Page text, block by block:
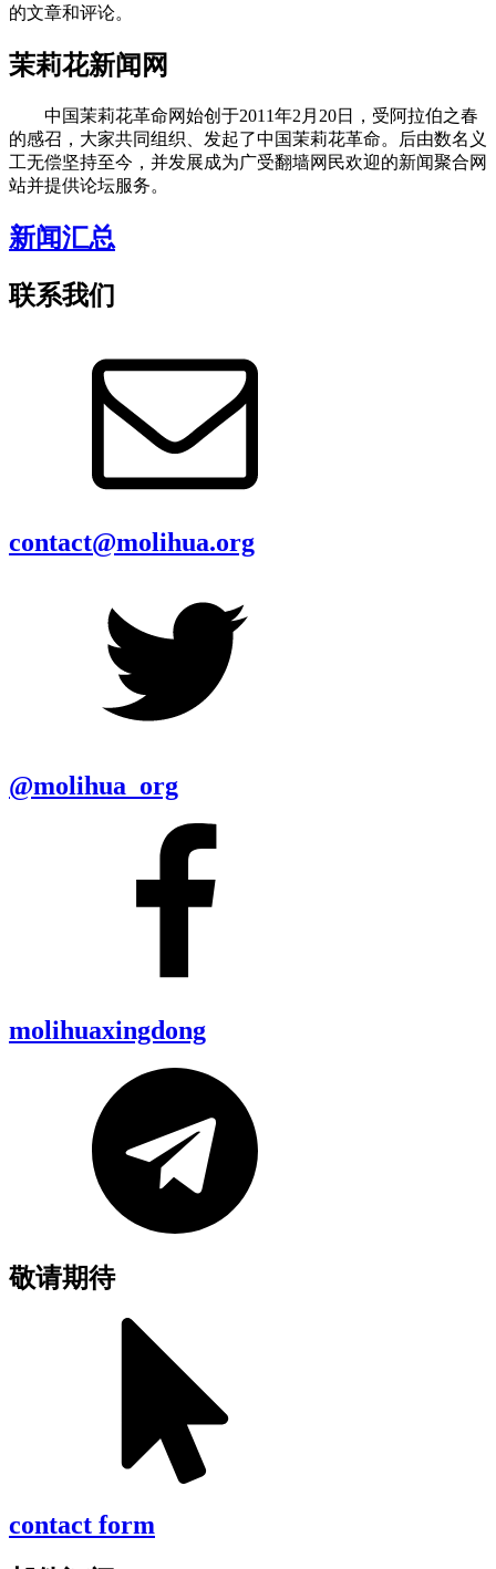
的文章和评论。
茉莉花新闻网
中国茉莉花革命网始创于2011年2月20日，受阿拉伯之春
的感召，大家共同组织、发起了中国茉莉花革命。后由数名义
工无偿坚持至今，并发展成为广受翻墙网民欢迎的新闻聚合网
站并提供论坛服务。
新闻汇总
联系我们
contact@molihua.org
@molihua_org
molihuaxingdong
敬请期待
contact form